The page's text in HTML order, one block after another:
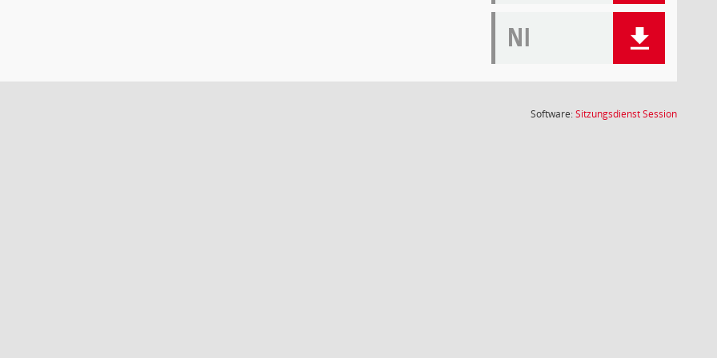
NI
Software:SitzungsdienstSession(Wird in